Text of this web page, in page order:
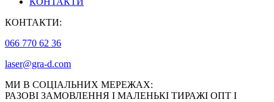
КОНТАКТИ:
066 770 62 36
laser@gra-d.com
МИ В СОЦІАЛЬНИХ МЕРЕЖАХ:
РАЗОВІ ЗАМОВЛЕННЯ І МАЛЕНЬКІ ТИРАЖІ ОПТ І